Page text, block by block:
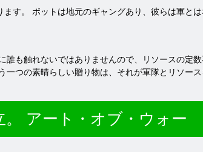
す。 ボットは地元のギャングあり、彼らは軍と
も触れないではありませんので、リソースの定
つの素晴らしい贈り物は、それが軍隊とリソー
。 アート・オブ・ウォー